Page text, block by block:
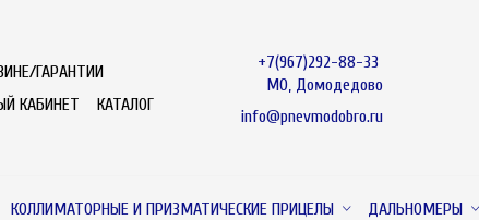
ГАРАНТИИ
КАБИНЕТ КАТАЛОГ
+7(967)292-88-33
МО, Домодедово
info@pnevmodobro.ru
КОЛЛИМАТОРНЫЕ И ПРИЗМАТИЧЕСКИЕ ПРИЦЕЛЫ
ДАЛЬНОМЕРЫ